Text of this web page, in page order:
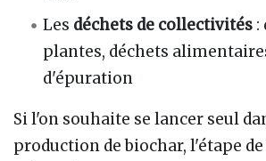
Les déchets de collectivités :
plantes, déchets
d'épuration
Si l'on souhaite se lancer seul
production de biochar, l'étape de